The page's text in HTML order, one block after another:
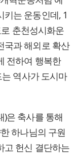
키는 운동인데, 1
춘천성시화운
국과 해외로 확산
전하여 행복한
역사가 도시마
)은 축사를 통해
하나님의 구원
고 헌신 결단하는